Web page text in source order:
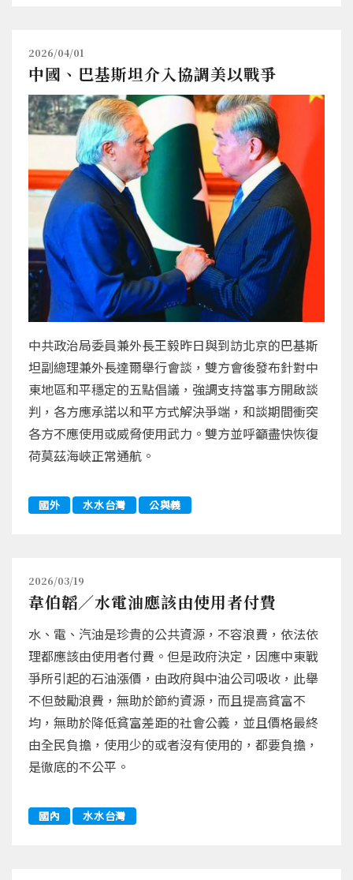
2026/04/01
中國、巴基斯坦介入協調美以戰爭
中共政治局委員兼外長王毅昨日與到訪北京的巴基斯
坦副總理兼外長達爾舉行會談，雙方會後發布針對中
東地區和平穩定的五點倡議，強調支持當事方開啟談
判，各方應承諾以和平方式解決爭端，和談期間衝突
各方不應使用或威脅使用武力。雙方並呼籲盡快恢復
荷莫茲海峽正常通航。
國外 水水台灣 公與義
2026/03/19
韋伯韜／水電油應該由使用者付費
水、電、汽油是珍貴的公共資源，不容浪費，依法依
理都應該由使用者付費。但是政府決定，因應中東戰
爭所引起的石油漲價，由政府與中油公司吸收，此舉
不但鼓勵浪費，無助於節約資源，而且提高貧富不
均，無助於降低貧富差距的社會公義，並且價格最終
由全民負擔，使用少的或者沒有使用的，都要負擔，
是徹底的不公平。
國內 水水台灣